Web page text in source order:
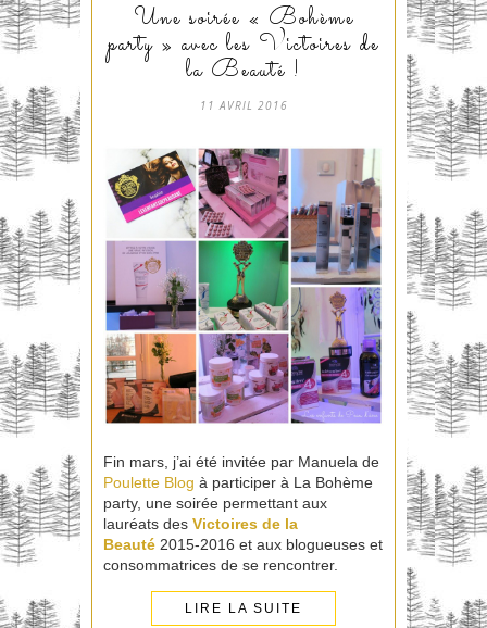
Une soirée « Bohème
party » avec les Victoires de
la Beauté !
11 AVRIL 2016
Fin mars, j’ai été invitée par Manuela de
Poulette Blog à participer à La Bohème
party, une soirée permettant aux
lauréats des Victoires de la
Beauté 2015-2016 et aux blogueuses et
consommatrices de se rencontrer.
LIRE LA SUITE